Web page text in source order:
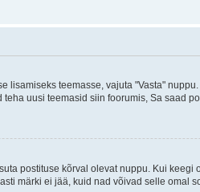
teemasse, vajuta "Vasta"
uusi teemasid siin foorumis, Sa saad
postituse kõrval olevat nuppu. Kui
märki ei jää, kuid nad võivad selle omal